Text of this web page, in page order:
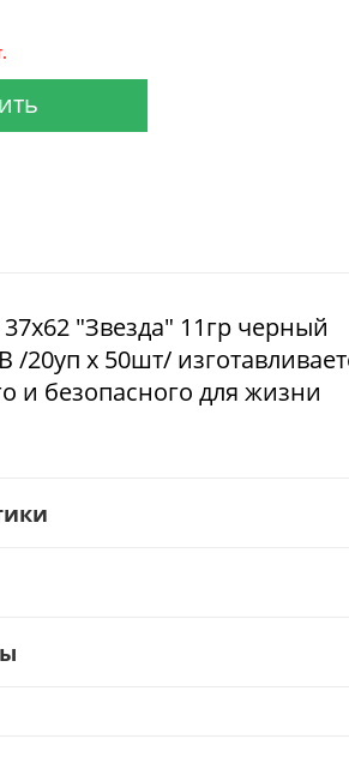
"Звезда" 11гр черный
20уп х 50шт/
и безопасного для жизни